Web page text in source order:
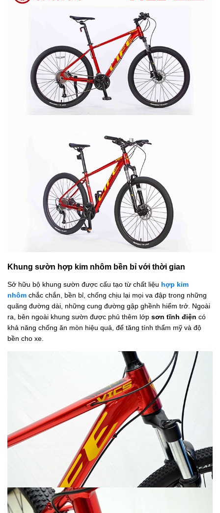
Khung sườn hợp kim nhôm bền bỉ với thời gian
Sở hữu bộ khung sườn được cấu tạo từ chất liệu hợp kim
nhôm chắc chắn, bền bỉ, chống chịu lại mọi va đập trong những
quãng đường dài, những cung đường gập ghềnh hiểm trở. Ngoài
ra, bên ngoài khung sườn được phủ thêm lớp sơn tĩnh điện có
khả năng chống ăn mòn hiệu quả, để tăng tính thẩm mỹ và độ
bền cho xe.